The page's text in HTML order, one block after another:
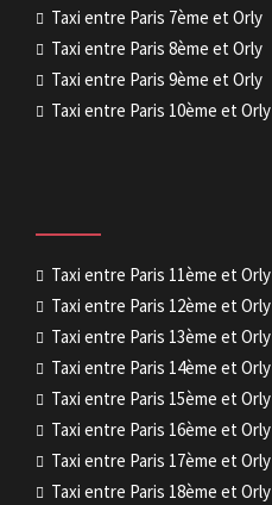
Taxi entre Paris 7ème et Orly
Taxi entre Paris 8ème et Orly
Taxi entre Paris 9ème et Orly
Taxi entre Paris 10ème et Orly
Taxi entre Paris 11ème et Orly
Taxi entre Paris 12ème et Orly
Taxi entre Paris 13ème et Orly
Taxi entre Paris 14ème et Orly
Taxi entre Paris 15ème et Orly
Taxi entre Paris 16ème et Orly
Taxi entre Paris 17ème et Orly
Taxi entre Paris 18ème et Orly